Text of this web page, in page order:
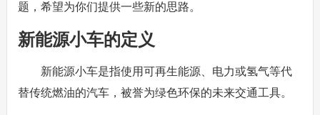
题，希望为你们提供一些新的思路。
新能源小车的定义
新能源小车是指使用可再生能源、电力或氢气等代
替传统燃油的汽车，被誉为绿色环保的未来交通工具。